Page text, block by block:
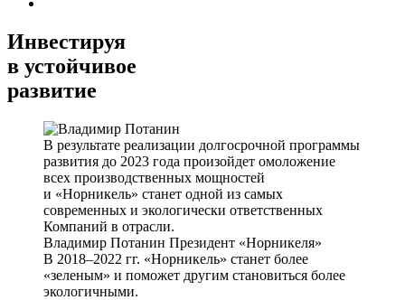
Инвестируя
в устойчивое
развитие
В результате реализации долгосрочной программы
развития до 2023 года произойдет омоложение
всех производственных мощностей
и «Норникель» станет одной из самых
современных и экологически ответственных
Компаний в отрасли.
Владимир Потанин Президент «Норникеля»
В 2018–2022 гг. «Норникель» станет более
«зеленым» и поможет другим становиться более
экологичными.